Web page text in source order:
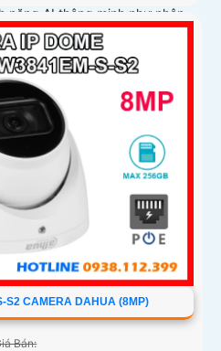
AI thông minh như nhận
giúp nâng cao hiệu quả
gian trong nhà
S2 CAMERA DAHUA (8MP)
Bán: